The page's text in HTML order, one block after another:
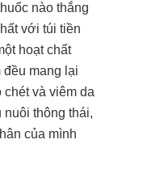
nào thắng
với túi tiền
hoạt chất
đều mang lại
chét và viêm da
thông thái,
của mình